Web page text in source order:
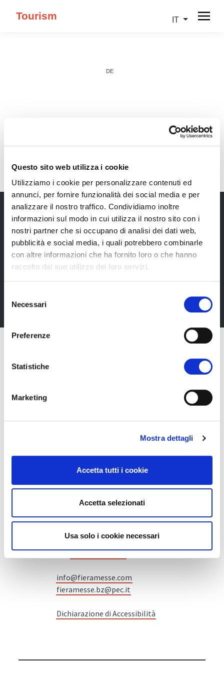
Questo sito web utilizza i cookie
Utilizziamo i cookie per personalizzare contenuti ed
annunci, per fornire funzionalità dei social media e per
analizzare il nostro traffico. Condividiamo inoltre
informazioni sul modo in cui utilizza il nostro sito con i
nostri partner che si occupano di analisi dei dati web,
pubblicità e social media, i quali potrebbero combinarle
con altre informazioni che ha fornito loro o che hanno
raccolto dal suo utilizzo dei loro servizi.
delNecessari
Preferenze
Statistiche
Marketing
Mostra dettagli
Accetta tutti i cookie
Accetta selezionati
Usa solo i cookie necessari
Tourism IT
DE
Newsletter
Rimani sempre aggiornata*o sui nostri eventi, ricevi
informazioni utili in anteprima! Naturalmente senza
Iscriviti alla Newsletter
Fiera Bolzano Spa
Piazza Fiera 1 —
39100 Bolzano BZ
Tel.+39 0471 516000
Fax.+39 0471 516111
info@fieramesse.com
fieramesse.bz@pec.it
Dichiarazione di Accessibilità